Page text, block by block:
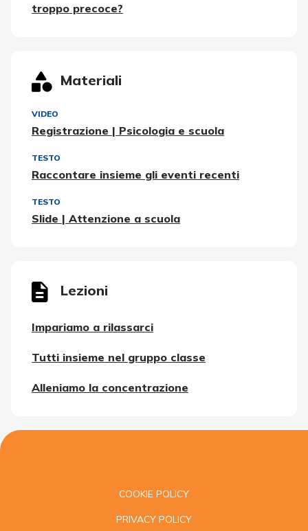
troppo precoce?
Materiali
VIDEO
Registrazione | Psicologia e scuola
TESTO
Raccontare insieme gli eventi recenti
TESTO
Slide | Attenzione a scuola
Lezioni
Impariamo a rilassarci
Tutti insieme nel gruppo classe
Alleniamo la concentrazione
COOKIE POLICY
PRIVACY POLICY